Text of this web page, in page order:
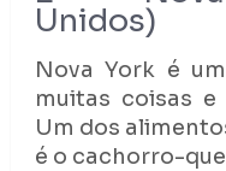
Unidos)
Nova York é
muitas coisas
Um dos
é o cachorro-